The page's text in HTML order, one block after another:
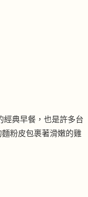
經典早餐，也是許多台
粉皮包裹著滑嫩的雞